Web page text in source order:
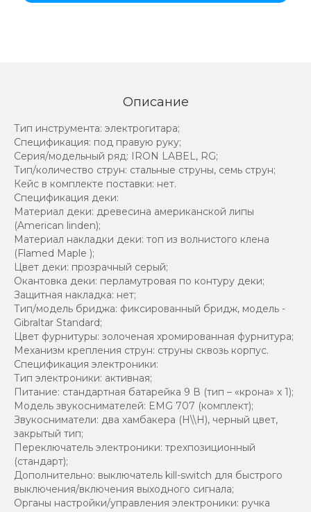
Описание
Тип инструмента: электрогитара;
Спецификация: под правую руку;
Серия/модельный ряд: IRON LABEL, RG;
Тип/количество струн: стальные струны, семь струн;
Кейс в комплекте поставки: нет.
Спецификация деки:
Материал деки: древесина американской липы
(American linden);
Материал накладки деки: топ из волнистого клена
(Flamed Maple );
Цвет деки: прозрачный серый;
Окантовка деки: перламутровая по контуру деки;
Защитная накладка: нет;
Тип/модель бриджа: фиксированный бридж, модель -
Gibraltar Standard;
Цвет фурнитуры: золоченая хромированная фурнитура;
Механизм крепления струн: струны сквозь корпус.
Спецификация электроники:
Тип электроники: активная;
Питание: стандартная батарейка 9 В (тип – «крона» х 1);
Модель звукоснимателей: EMG 707 (комплект);
Звукосниматели: два хамбакера (H\\H), черный цвет,
закрытый тип;
Переключатель электроники: трехпозиционный
(стандарт);
Дополнительно: выключатель kill-switch для быстрого
выключения/включения выходного сигнала;
Органы настройки/управления электроники: ручка